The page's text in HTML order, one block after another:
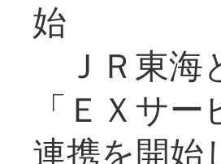
始
ＪＲ東海
「ＥＸサ
連携を開始